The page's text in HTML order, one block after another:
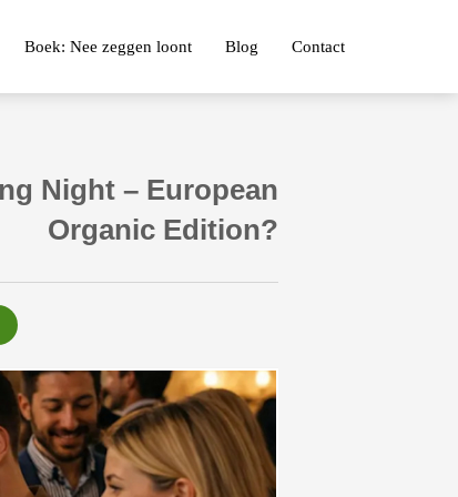
Boek: Nee zeggen loont Blog Contact
Night – European
Organic Edition?